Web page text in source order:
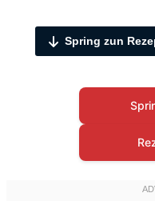
Spring zun